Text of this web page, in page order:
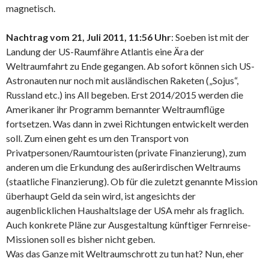
magnetisch.
Nachtrag vom 21, Juli 2011, 11:56 Uhr: Soeben ist mit der
Landung der US-Raumfähre Atlantis eine Ära der
Weltraumfahrt zu Ende gegangen. Ab sofort können sich US-
Astronauten nur noch mit ausländischen Raketen („Sojus“,
Russland etc.) ins All begeben. Erst 2014/2015 werden die
Amerikaner ihr Programm bemannter Weltraumflüge
fortsetzen. Was dann in zwei Richtungen entwickelt werden
soll. Zum einen geht es um den Transport von
Privatpersonen/Raumtouristen (private Finanzierung), zum
anderen um die Erkundung des außerirdischen Weltraums
(staatliche Finanzierung). Ob für die zuletzt genannte Mission
überhaupt Geld da sein wird, ist angesichts der
augenblicklichen Haushaltslage der USA mehr als fraglich.
Auch konkrete Pläne zur Ausgestaltung künftiger Fernreise-
Missionen soll es bisher nicht geben.
Was das Ganze mit Weltraumschrott zu tun hat? Nun, eher